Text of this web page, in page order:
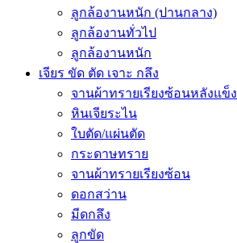
ลูกล้องานหนัก (ปานกลาง)
ลูกล้องานทั่วไป
ลูกล้องานหนัก
เจียร ขัด ตัด เจาะ กลึง
จานผ้าทรายเรียงซ้อนหลังแข็ง
หินเจียระไน
ใบตัด/แผ่นตัด
กระดาษทราย
จานผ้าทรายเรียงซ้อน
ดอกสว่าน
มีดกลึง
ลูกขัด